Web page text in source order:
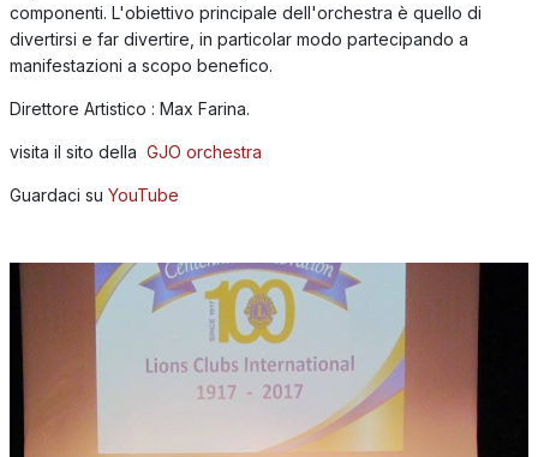
componenti. L'obiettivo principale dell'orchestra è quello di
divertirsi e far divertire, in particolar modo partecipando a
manifestazioni a scopo benefico.
Direttore Artistico : Max Farina.
visita il sito della GJO orchestra
Guardaci su YouTube